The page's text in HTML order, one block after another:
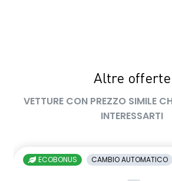
Altre offerte
VETTURE CON PREZZO SIMILE
INTERESSARTI
ECOBONUS CAMBIO AUTOMATICO